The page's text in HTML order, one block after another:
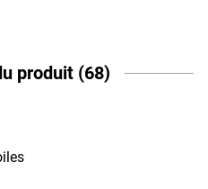
produit (68)